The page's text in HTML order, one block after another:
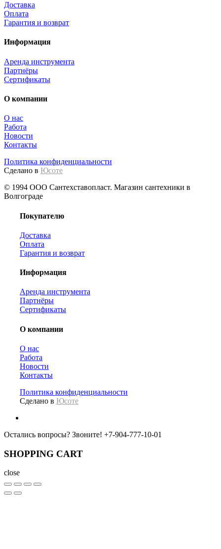
Доставка
Оплата
Гарантия и возврат
Информация
Аренда инструмента
Партнёры
Сертификаты
О компании
О нас
Работа
Новости
Контакты
Политика конфиденциальности
Сделано в Юсоте
© 1994 ООО Сантехставопласт. Магазин сантехники в
Волгограде
Покупателю
Доставка
Оплата
Гарантия и возврат
Информация
Аренда инструмента
Партнёры
Сертификаты
О компании
О нас
Работа
Новости
Контакты
Политика конфиденциальности
Сделано в Юсоте
Остались вопросы? Звоните! +7-904-777-10-01
SHOPPING CART
close